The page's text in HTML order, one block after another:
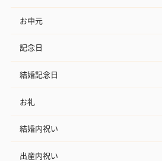
お中元
記念日
結婚記念日
お礼
結婚内祝い
出産内祝い